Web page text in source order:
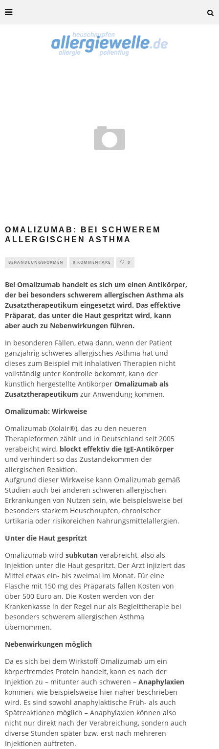
OMALIZUMAB: BEI SCHWEREM
ALLERGISCHEN ASTHMA
BEHANDLUNGSFORMEN 0 KOMMENTARE 0
Bei Omalizumab handelt es sich um einen Antikörper,
der bei besonders schwerem allergischen Asthma als
Zusatztherapeutikum eingesetzt wird. Das effektive
Präparat, das unter die Haut gespritzt wird, kann
aber auch zu Nebenwirkungen führen.
In besonderen Fällen, etwa dann, wenn der Patient
ganzjährig schweres allergisches Asthma hat und
dieses zum Beispiel mit inhalativen Therapien nicht
vollständig unter Kontrolle bekommt, kann der
künstlich hergestellte Antikörper Omalizumab als
Zusatztherapeutikum zur Anwendung kommen.
Omalizumab: Wirkweise
Omalizumab (Xolair®), das zu den neueren
Therapieformen zählt und in Deutschland seit 2005
verabeicht wird, blockt effektiv die IgE-Antikörper
und verhindert so das Zustandekommen der
allergischen Reaktion.
Aufgrund dieser Wirkweise kann Omalizumab gemäß
Studien auch bei anderen schweren allergischen
Erkrankungen von Nutzen sein, wie beispielsweise bei
besonders starkem Heuschnupfen, chronischer
Urtikaria oder risikoreichen Nahrungsmittelallergien.
Unter die Haut gespritzt
Omalizumab wird subkutan verabreicht, also als
Injektion unter die Haut gespritzt. Der Arzt injiziert das
Mittel etwas ein- bis zweimal im Monat. Für eine
Flasche mit 150 mg des Präparats fallen Kosten von
über 500 Euro an. Die Kosten werden von der
Krankenkasse in der Regel nur als Begleittherapie bei
besonders schwerem allergischen Asthma
übernommen.
Nebenwirkungen möglich
Da es sich bei dem Wirkstoff Omalizumab um ein
körperfremdes Protein handelt, kann es nach der
Injektion zu – mitunter auch schweren – Anaphylaxien
kommen, wie beispielsweise hier näher beschrieben
wird. Es sind sowohl anaphylaktische Früh- als auch
Spätreaktionen möglich – Anaphylaxien können also
nicht nur direkt nach der Verabreichung, sondern auch
diverse Stunden später bzw. erst nach mehreren
Injektionen auftreten.